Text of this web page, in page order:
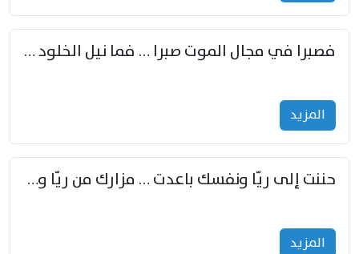
فصبرا في مجال الموت صبرا … فما نيل الخلود بمستطاع
المزید
حننت إلى ريّا ونفسك باعدت … مزارك من ريّا وشعباكما معا
المزید